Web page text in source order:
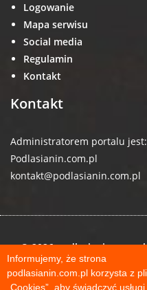
Informujemy, że strona
podlasianin.com.pl korzysta z
„Cookies”, aby świadczyć
Logowanie
Mapa serwisu
Social media
Regulamin
Kontakt
Kontakt
Administratorem portalu jest:
Podlasianin.com.pl
kontakt@podlasianin.com.pl
© 2026